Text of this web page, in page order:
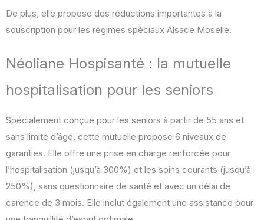
De plus, elle propose des réductions importantes à la
souscription pour les régimes spéciaux Alsace Moselle.
Néoliane Hospisanté : la mutuelle
hospitalisation pour les seniors
Spécialement conçue pour les seniors à partir de 55 ans et
sans limite d’âge, cette mutuelle propose 6 niveaux de
garanties. Elle offre une prise en charge renforcée pour
l’hospitalisation (jusqu’à 300%) et les soins courants (jusqu’à
250%), sans questionnaire de santé et avec un délai de
carence de 3 mois. Elle inclut également une assistance pour